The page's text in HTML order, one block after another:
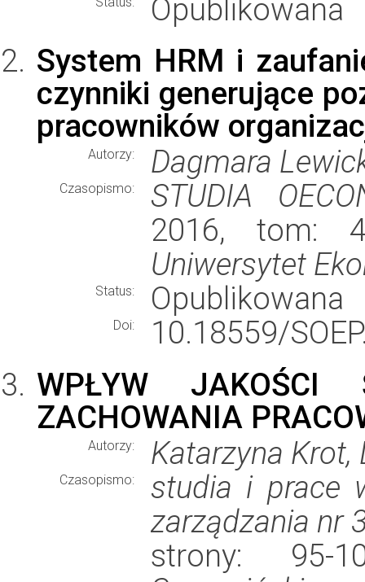
Opublikowana
System HRM i
czynniki generujące
pracowników
Autorzy: Dagmara
Czasopismo:
STUDIA
2016, tom:
Uniwersytet
Status: Opublikowana
Doi:
10.18559/
WPŁYW JAKOŚCI
ZACHOWANIA
Autorzy: Katarzyna Krot,
Czasopismo:
studia i prace
zarządzania nr
strony: 95-